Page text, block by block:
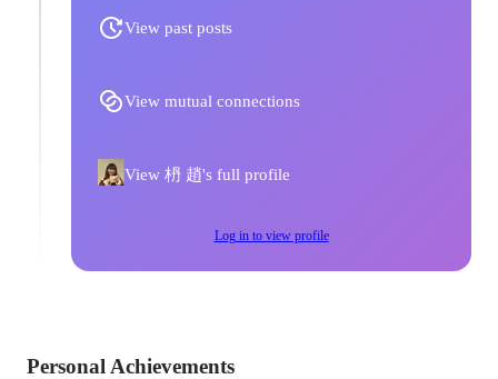
View past posts
View mutual connections
View 枬 趙's full profile
Log in to view profile
Personal Achievements